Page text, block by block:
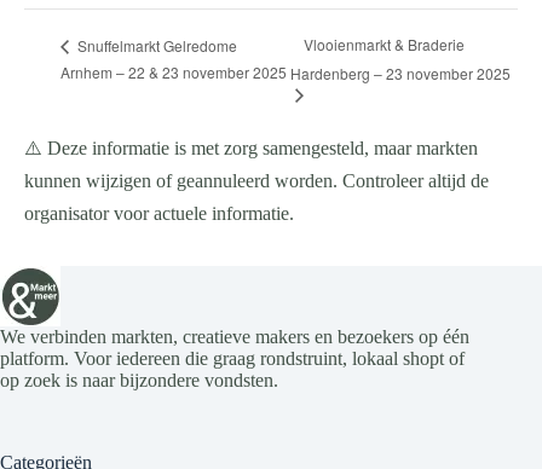
Snuffelmarkt Gelredome
Arnhem – 22 & 23 november 2025
Vlooienmarkt & Braderie
Hardenberg – 23 november 2025
⚠️ Deze informatie is met zorg samengesteld, maar markten
kunnen wijzigen of geannuleerd worden. Controleer altijd de
organisator voor actuele informatie.
We verbinden markten, creatieve makers en bezoekers op één
platform. Voor iedereen die graag rondstruint, lokaal shopt of
op zoek is naar bijzondere vondsten.
Categorieën